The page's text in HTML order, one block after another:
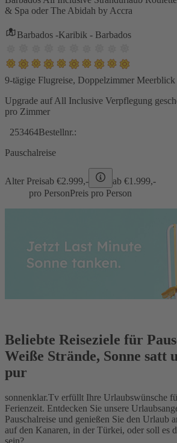
& Spa oder The Abidah by Accra
Barbados -Karibik - Barbados
9-tägige Flugreise, Doppelzimmer
Upgrade auf All Inclusive Verpflegung
pro Zimmer
253464Bestellnr.:
Pauschalreise
Alter Preisab €2.999,- ab €1.999,-
pro PersonPreis pro Person
Beliebte Reiseziele für
Weiße Strände, Sonne satt
pur
sonnenklar.Tv erfüllt Ihre Urlaubswünsche
Ferienzeit. Entdecken Sie unsere
Pauschalreise und genießen Sie den Urlaub
auf den Kanaren, in der Türkei, oder soll es